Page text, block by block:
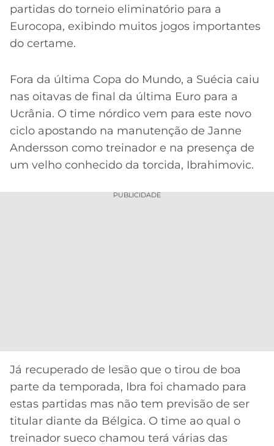
MG
Acesse o perfil do autor
partidas do torneio eliminatório para a
Eurocopa, exibindo muitos jogos importantes
do certame.
Fora da última Copa do Mundo, a Suécia caiu
nas oitavas de final da última Euro para a
Ucrânia. O time nórdico vem para este novo
ciclo apostando na manutenção de Janne
Andersson como treinador e na presença de
um velho conhecido da torcida, Ibrahimovic.
PUBLICIDADE
Já recuperado de lesão que o tirou de boa
parte da temporada, Ibra foi chamado para
estas partidas mas não tem previsão de ser
titular diante da Bélgica. O time ao qual o
treinador sueco chamou terá várias das